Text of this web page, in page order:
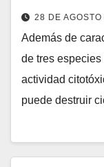
28 DE
Además de
de tres
actividad
puede destruir